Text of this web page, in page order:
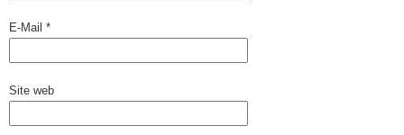
E-Mail *
Site web